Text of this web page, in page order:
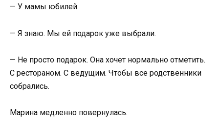
— У мамы юбилей.
— Я знаю. Мы ей подарок уже выбрали.
— Не просто подарок. Она хочет нормально отметить.
С рестораном. С ведущим. Чтобы все родственники
собрались.
Марина медленно повернулась.